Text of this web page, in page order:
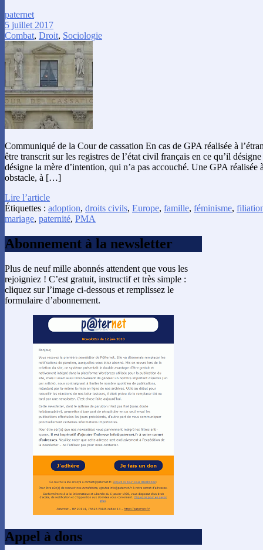
paternet
5 juillet 2017
Combat, Droit, Sociologie
Communiqué de la Cour de cassation En cas de GPA réalisée à
être transcrit sur les registres de l’état civil français en ce qu’il
désigne la mère d’intention, qui n’a pas accouché. Une GPA réalisée
obstacle, à […]
Lire l’article
Étiquettes : adoption, droits civils, Europe, famille, féminisme,
mariage, paternité, PMA
Abonnement à la newsletter
Plus de neuf mille abonnés attendent que vous les
rejoigniez ! C’est gratuit, instructif et très simple :
cliquez sur l’image ci-dessous et remplissez le
formulaire d’abonnement.
Appel à dons